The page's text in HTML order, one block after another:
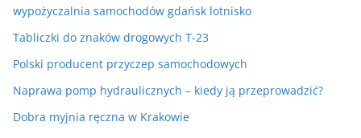
wypożyczalnia samochodów gdańsk lotnisko
Tabliczki do znaków drogowych T-23
Polski producent przyczep samochodowych
Naprawa pomp hydraulicznych – kiedy ją przeprowadzić?
Dobra myjnia ręczna w Krakowie